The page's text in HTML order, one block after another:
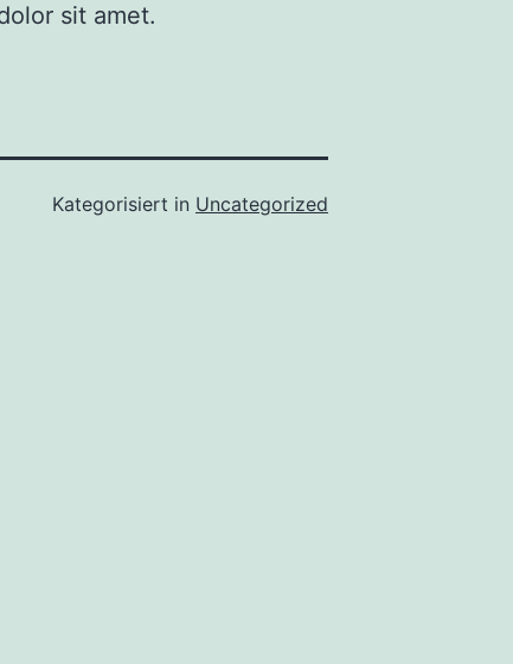
sit amet.
Kategorisiert in Uncategorized